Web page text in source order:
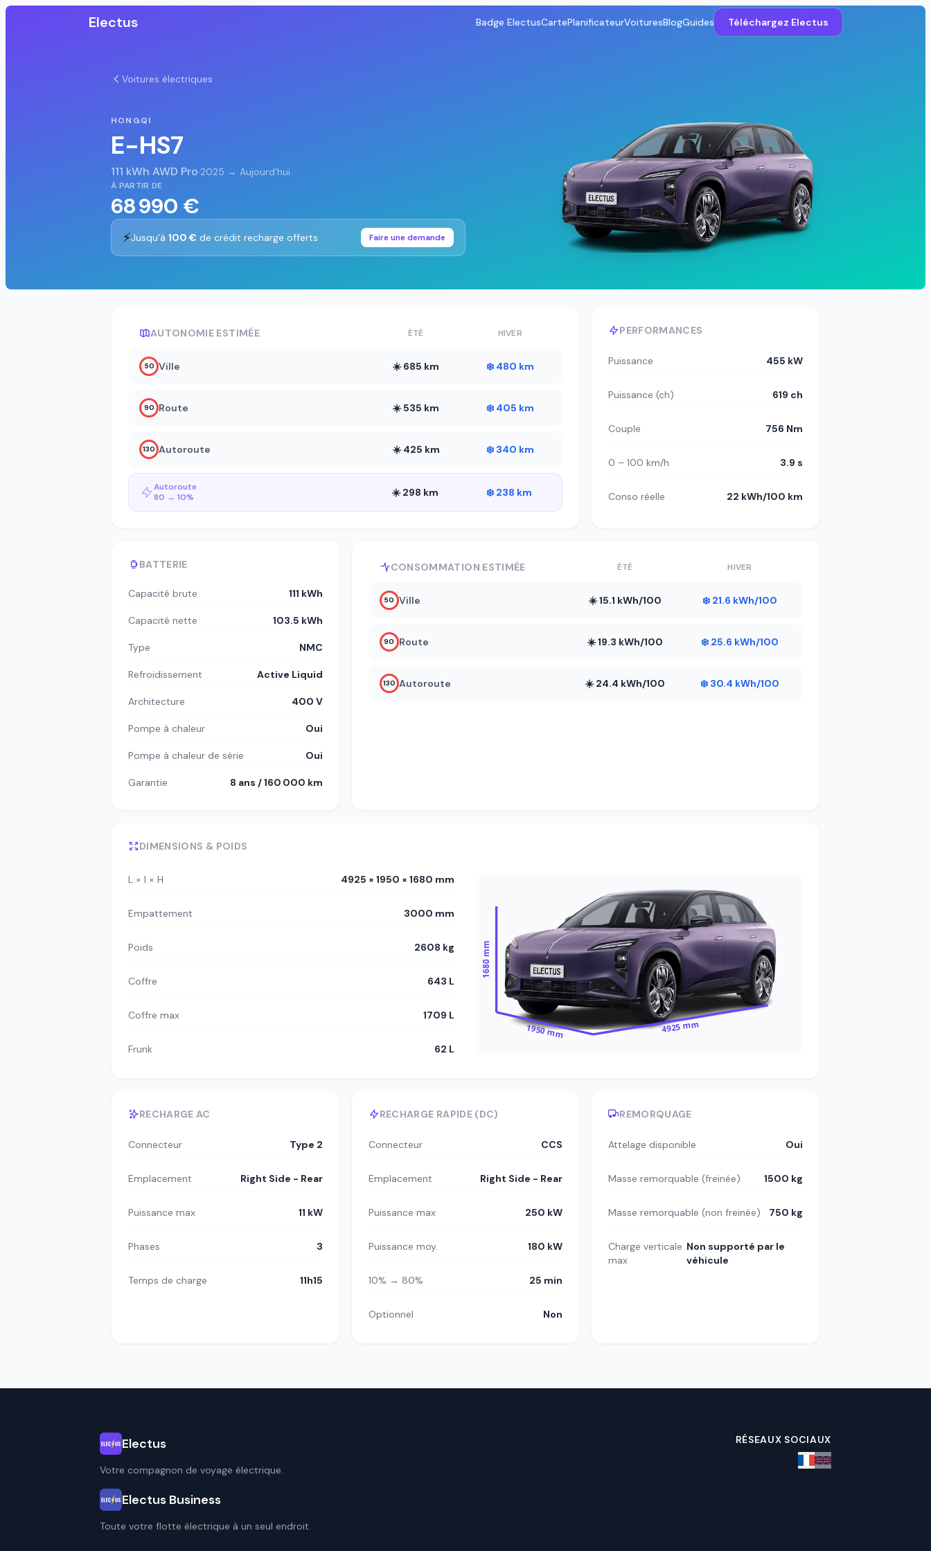
Electus Badge ElectusCartePlanificateurVoituresBlogGuides Téléchargez Electus
Voitures électriques
HONGQI
E-HS7
111 kWh AWD Pro·2025 → Aujourd'hui
À PARTIR DE
68 990 €
⚡Jusqu'à 100 € de crédit recharge offerts Faire une demande
AUTONOMIE ESTIMÉE ÉTÉ HIVER
50 Ville ☀️ 685 km ❄️ 480 km
90 Route ☀️ 535 km ❄️ 405 km
130 Autoroute ☀️ 425 km ❄️ 340 km
Autoroute
80 → 10%
☀️ 298 km ❄️ 238 km
PERFORMANCES
Puissance 455 kW
Puissance (ch) 619 ch
Couple 756 Nm
0 – 100 km/h 3.9 s
Conso réelle 22 kWh/100 km
BATTERIE
Capacité brute 111 kWh
Capacité nette 103.5 kWh
Type NMC
Refroidissement Active Liquid
Architecture 400 V
Pompe à chaleur Oui
Pompe à chaleur de série Oui
Garantie 8 ans / 160 000 km
CONSOMMATION ESTIMÉE ÉTÉ HIVER
50 Ville ☀️ 15.1 kWh/100 ❄️ 21.6 kWh/100
90 Route ☀️ 19.3 kWh/100 ❄️ 25.6 kWh/100
130 Autoroute ☀️ 24.4 kWh/100 ❄️ 30.4 kWh/100
DIMENSIONS & POIDS
L × l × H 4925 × 1950 × 1680 mm
Empattement 3000 mm
Poids 2608 kg
Coffre 643 L
Coffre max 1709 L
Frunk 62 L
1680 mm
1950 mm 4925 mm
RECHARGE AC
Connecteur Type 2
Emplacement Right Side - Rear
Puissance max 11 kW
Phases 3
Temps de charge 11h15
RECHARGE RAPIDE (DC)
Connecteur CCS
Emplacement Right Side - Rear
Puissance max 250 kW
Puissance moy. 180 kW
10% → 80% 25 min
Optionnel Non
REMORQUAGE
Attelage disponible Oui
Masse remorquable (freinée) 1500 kg
Masse remorquable (non freinée) 750 kg
Charge verticale
max
Non supporté par le
véhicule
Electus
Votre compagnon de voyage électrique.
Electus Business
Toute votre flotte électrique à un seul endroit.
RÉSEAUX SOCIAUX